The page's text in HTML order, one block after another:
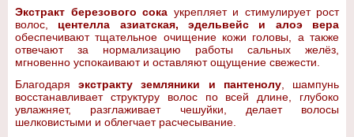
Экстракт березового сока укрепляет и стимулирует рост
волос, центелла азиатская, эдельвейс и алоэ вера
обеспечивают тщательное очищение кожи головы, а также
отвечают за нормализацию работы сальных желёз,
мгновенно успокаивают и оставляют ощущение свежести.
Благодаряэкстракту земляники и пантенолу, шампунь
восстанавливает структуру волос по всей длине, глубоко
увлажняет, разглаживает чешуйки, делает волосы
шелковистыми и облегчает расчесывание.